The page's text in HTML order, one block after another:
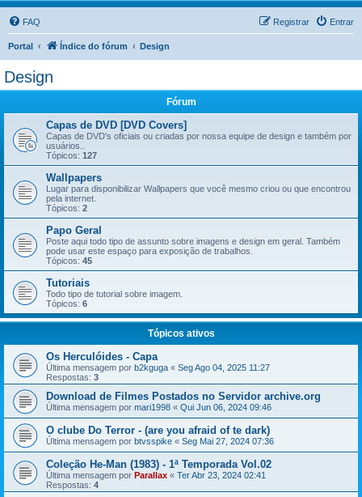
FAQ Entrar
Registrar
Portal Índice do fórum Design
Design
Fórum
Capas de DVD [DVD Covers]
Capas de DVD's oficiais ou criadas por nossa equipe de design e também por
usuários..
Tópicos: 127
Wallpapers
Lugar para disponibilizar Wallpapers que você mesmo criou ou que encontrou
pela internet.
Tópicos: 2
Papo Geral
Poste aqui todo tipo de assunto sobre imagens e design em geral. Também
pode usar este espaço para exposição de trabalhos.
Tópicos: 45
Tutoriais
Todo tipo de tutorial sobre imagem.
Tópicos: 6
Tópicos ativos
Os Herculóides - Capa
Última mensagem por b2kguga « Seg Ago 04, 2025 11:27
Respostas: 3
Download de Filmes Postados no Servidor archive.org
Última mensagem por mari1998 « Qui Jun 06, 2024 09:46
O clube Do Terror - (are you afraid of te dark)
Última mensagem por btvsspike « Seg Mai 27, 2024 07:36
Coleção He-Man (1983) - 1ª Temporada Vol.02
Última mensagem por Parallax « Ter Abr 23, 2024 02:41
Respostas: 4